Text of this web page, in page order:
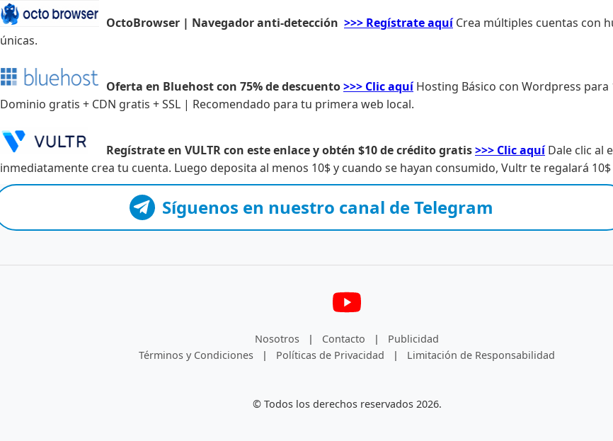
OctoBrowser | Navegador anti-detección >>> Regístrate aquíCrea múltiples cuentas con
únicas.
Oferta en Bluehost con 75% de descuento>>> Clic aquíHosting Básico con Wordpress para
Dominio gratis + CDN gratis + SSL | Recomendado para tu primera web local.
Regístrate en VULTR con este enlace y obtén $10 de crédito gratis>>> Clic aquíDale clic al
inmediatamente crea tu cuenta. Luego deposita al menos 10$ y cuando se hayan consumido, Vultr te regalará
Síguenos en nuestro canal de Telegram
Nosotros | Contacto |
Publicidad
Términos y Condiciones
| Políticas de Privacidad | Limitación de Responsabilidad
© Todos los derechos reservados 2026.